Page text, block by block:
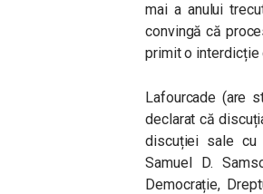
mai a anului
convingă că
primit o interdicție
Lafourcade (are
declarat că
discuției sale cu
Samuel D.
Democrație,